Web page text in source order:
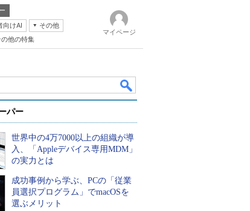
向けAI
その他
の他の特集
マイページ
パー
世界中の4万7000以上の組織が導
入、「Appleデバイス専用MDM」
の実力とは
成功事例から学ぶ、PCの「従業
員選択プログラム」でmacOSを
選ぶメリット